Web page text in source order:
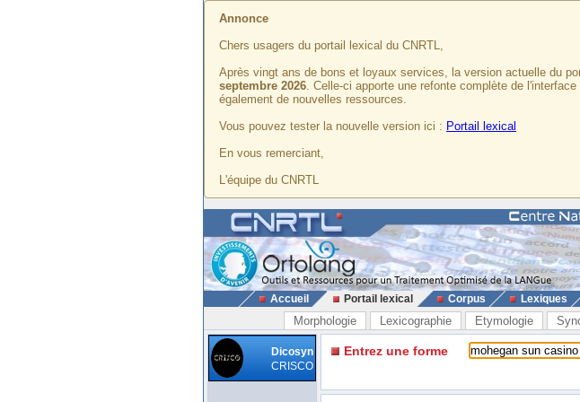
Annonce
Chers usagers du portail lexical du CNRTL,
Après vingt ans de bons et loyaux services, la version actuelle du
septembre 2026. Celle-ci apporte une refonte complète de
également de nouvelles ressources.
Vous pouvez tester la nouvelle version ici : Portail lexical
En vous remerciant,
L'équipe du CNRTL
Accueil Portail lexical Corpus Lexiques
Morphologie Lexicographie Etymologie
Dicosyn
CRISCO
Entrez une forme